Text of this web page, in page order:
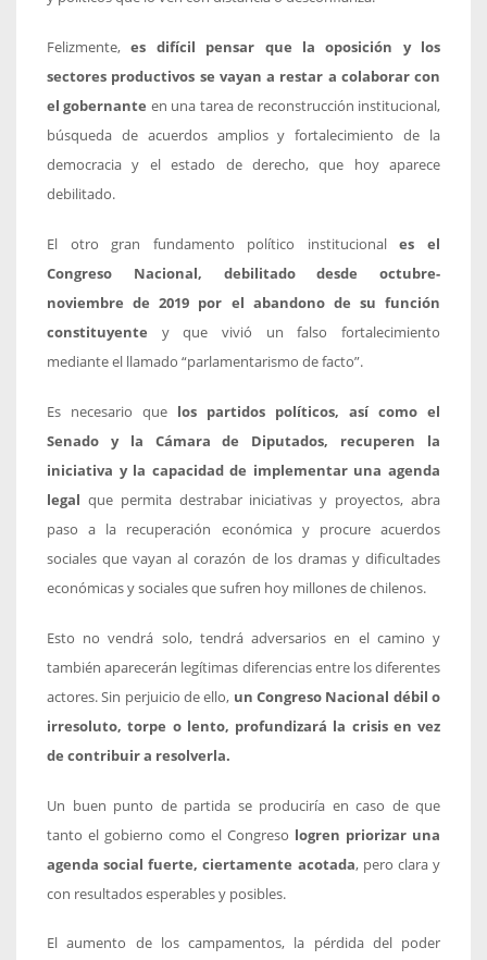
Felizmente, es difícil pensar que la oposición y los
sectores productivos se vayan a restar a colaborar con
el gobernante en una tarea de reconstrucción institucional,
búsqueda de acuerdos amplios y fortalecimiento de la
democracia y el estado de derecho, que hoy aparece
debilitado.
El otro gran fundamento político institucionales el
Congreso Nacional, debilitado desde octubre-
noviembre de 2019 por el abandono de su función
constituyente y que vivió un falso fortalecimiento
mediante el llamado “parlamentarismo de facto”.
Es necesario que los partidos políticos, así como el
Senado y la Cámara de Diputados, recuperen la
iniciativa y la capacidad de implementar una agenda
legal que permita destrabar iniciativas y proyectos, abra
paso a la recuperación económica y procure acuerdos
sociales que vayan al corazón de los dramas y dificultades
económicas y sociales que sufren hoy millones de chilenos.
Esto no vendrá solo, tendrá adversarios en el camino y
también aparecerán legítimas diferencias entre los diferentes
actores. Sin perjuicio de ello, un Congreso Nacional débil o
irresoluto, torpe o lento, profundizará la crisis en vez
de contribuir a resolverla.
Un buen punto de partida se produciría en caso de que
tanto el gobierno como el Congreso logren priorizar una
agenda social fuerte, ciertamente acotada, pero clara y
con resultados esperables y posibles.
El aumento de los campamentos, la pérdida del poder